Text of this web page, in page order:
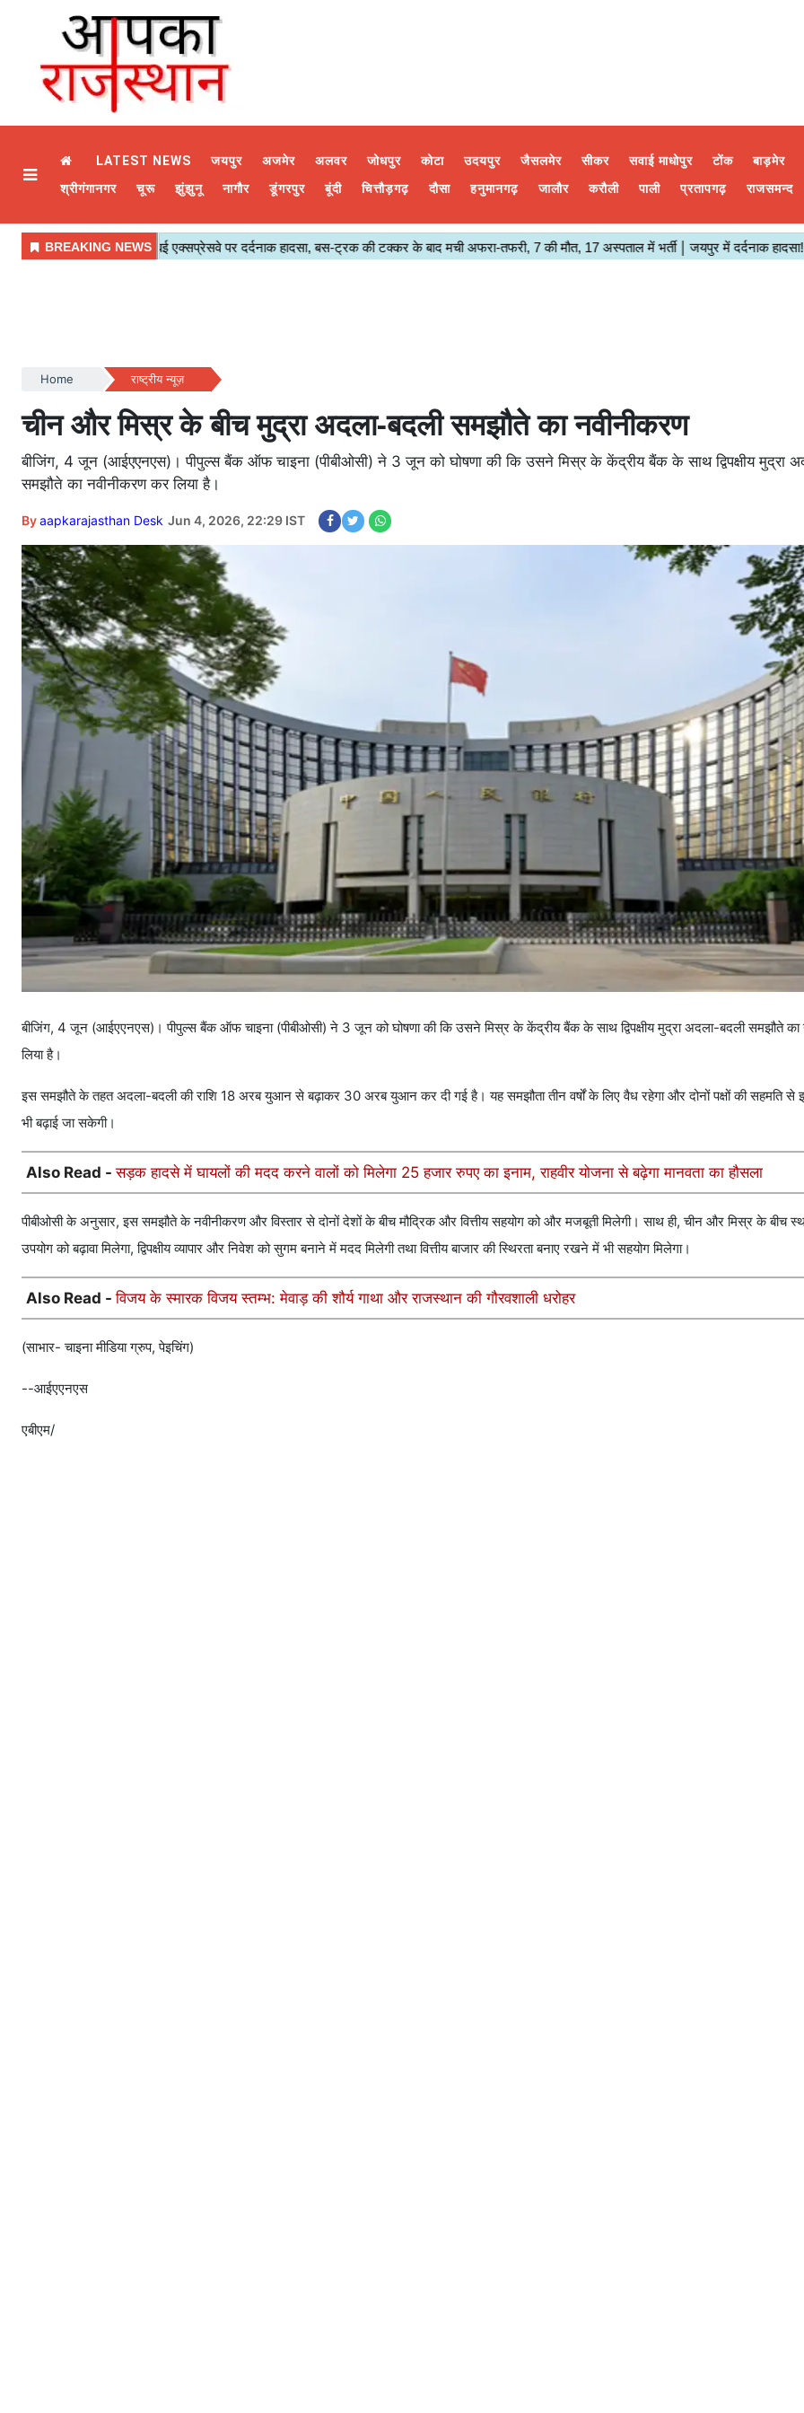
LATEST NEWS जयपुर अजमेर अलवर जोधपुर कोटा उदयपुर जैसलमेर सीकर सवाई माधोपुर टोंक बाड़मेर
श्रीगंगानगर
चूरू झुंझुनू नागौर डूंगरपुर बूंदी चित्तौड़गढ़ दौसा हनुमानगढ़ जालौर करौली पाली प्रतापगढ़ राजसमन्द
Home राष्ट्रीय न्यूज़
चीन और मिस्र के बीच मुद्रा अदला-बदली समझौते का नवीनीकरण
बीजिंग, 4 जून (आईएएनएस)। पीपुल्स बैंक ऑफ चाइना (पीबीओसी) ने 3 जून को घोषणा की कि उसने मिस्र के केंद्रीय बैंक के साथ द्विपक्षीय मुद्रा
समझौते का नवीनीकरण कर लिया है।
Byaapkarajasthan Desk Jun 4, 2026, 22:29 IST
बीजिंग, 4 जून (आईएएनएस)। पीपुल्स बैंक ऑफ चाइना (पीबीओसी) ने 3 जून को घोषणा की कि उसने मिस्र के केंद्रीय बैंक के साथ द्विपक्षीय मुद्रा अदला-बदली समझौते
लिया है।
इस समझौते के तहत अदला-बदली की राशि 18 अरब युआन से बढ़ाकर 30 अरब युआन कर दी गई है। यह समझौता तीन वर्षों के लिए वैध रहेगा और दोनों पक्षों की सहमति
भी बढ़ाई जा सकेगी।
Also Read -सड़क हादसे में घायलों की मदद करने वालों को मिलेगा 25 हजार रुपए का इनाम, राहवीर योजना से बढ़ेगा मानवता का हौसला
पीबीओसी के अनुसार, इस समझौते के नवीनीकरण और विस्तार से दोनों देशों के बीच मौद्रिक और वित्तीय सहयोग को और मजबूती मिलेगी। साथ ही, चीन और मिस्र के बीच
उपयोग को बढ़ावा मिलेगा, द्विपक्षीय व्यापार और निवेश को सुगम बनाने में मदद मिलेगी तथा वित्तीय बाजार की स्थिरता बनाए रखने में भी सहयोग मिलेगा।
Also Read -विजय के स्मारक विजय स्तम्भ: मेवाड़ की शौर्य गाथा और राजस्थान की गौरवशाली धरोहर
(साभार- चाइना मीडिया ग्रुप, पेइचिंग)
--आईएएनएस
एबीएम/